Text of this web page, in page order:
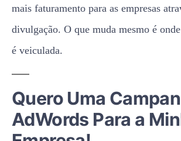
Quero Uma
AdWords Para a
Empresa!
Depois de ler tudo isso, você deve ter
como usar o Google AdWords para